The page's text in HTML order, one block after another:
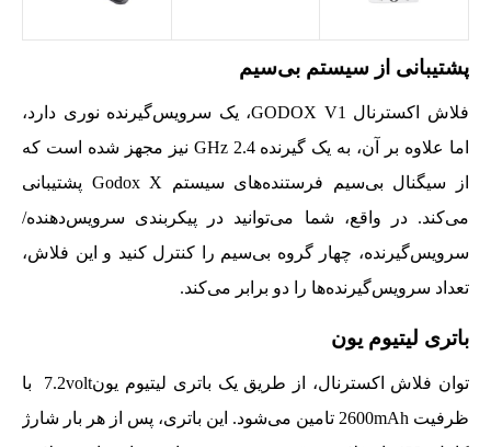
پشتیبانی از سیستم بی‌سیم
فلاش اکسترنال GODOX V1، یک سرویس‌گیرنده نوری دارد،
اما علاوه بر آن، به یک گیرنده 2.4 GHz نیز مجهز شده است که
از سیگنال بی‌سیم فرستنده‌های سیستم Godox X پشتیبانی
می‌کند. در واقع، شما می‌توانید در پیکربندی سرویس‌دهنده/
سرویس‌گیرنده، چهار گروه بی‌سیم را کنترل کنید و این فلاش،
تعداد سرویس‌گیرنده‌ها را دو برابر می‌کند.
باتری لیتیوم یون
توان فلاش اکسترنال، از طریق یک باتری لیتیوم یون7.2volt با
ظرفیت 2600mAh تامین می‌شود. این باتری، پس از هر بار شارژ